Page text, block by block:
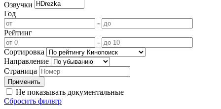
Озвучки
Год
-
Рейтинг
-
Сортировка
Направление
Страница
Не показывать документальные
Сбросить фильтр